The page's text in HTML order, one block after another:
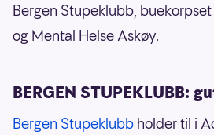
Kundene til Norsk Tipping
Bergen Stupeklubb,
og Mental Helse Askøy.
BERGEN STUPEKLUBB:
Bergen Stupeklubb holder til i